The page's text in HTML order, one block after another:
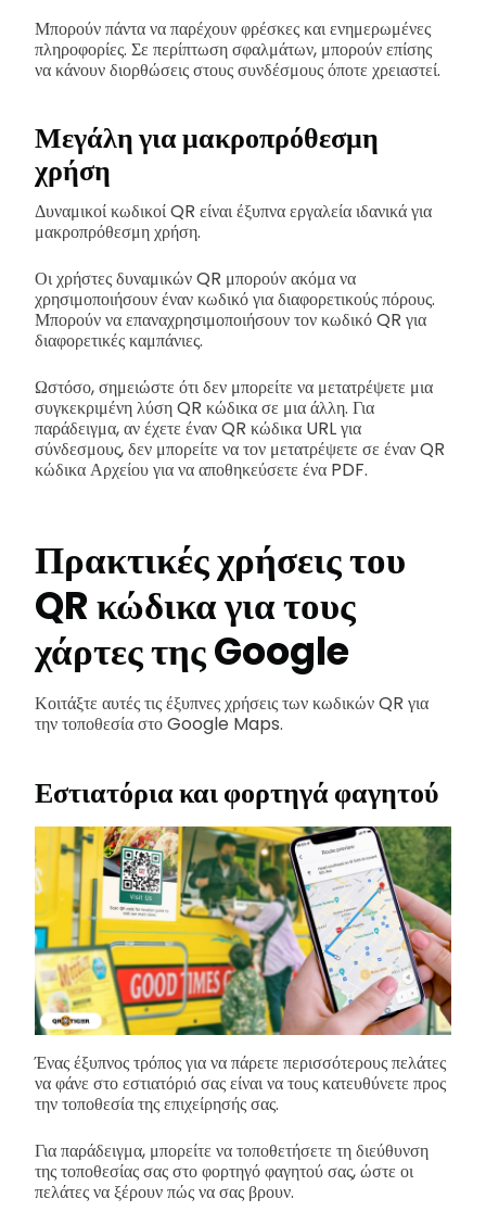
Μπορούν πάντα να παρέχουν φρέσκες και ενημερωμένες
πληροφορίες. Σε περίπτωση σφαλμάτων, μπορούν επίσης
να κάνουν διορθώσεις στους συνδέσμους όποτε χρειαστεί.
Μεγάλη για μακροπρόθεσμη
χρήση
Δυναμικοί κωδικοί QR είναι έξυπνα εργαλεία ιδανικά για
μακροπρόθεσμη χρήση.
Οι χρήστες δυναμικών QR μπορούν ακόμα να
χρησιμοποιήσουν έναν κωδικό για διαφορετικούς πόρους.
Μπορούν να επαναχρησιμοποιήσουν τον κωδικό QR για
διαφορετικές καμπάνιες.
Ωστόσο, σημειώστε ότι δεν μπορείτε να μετατρέψετε μια
συγκεκριμένη λύση QR κώδικα σε μια άλλη. Για
παράδειγμα, αν έχετε έναν QR κώδικα URL για
σύνδεσμους, δεν μπορείτε να τον μετατρέψετε σε έναν QR
κώδικα Αρχείου για να αποθηκεύσετε ένα PDF.
Πρακτικές χρήσεις του
QR κώδικα για τους
χάρτες της Google
Κοιτάξτε αυτές τις έξυπνες χρήσεις των κωδικών QR για
την τοποθεσία στο Google Maps.
Εστιατόρια και φορτηγά φαγητού
Ένας έξυπνος τρόπος για να πάρετε περισσότερους πελάτες
να φάνε στο εστιατόριό σας είναι να τους κατευθύνετε προς
την τοποθεσία της επιχείρησής σας.
Για παράδειγμα, μπορείτε να τοποθετήσετε τη διεύθυνση
της τοποθεσίας σας στο φορτηγό φαγητού σας, ώστε οι
πελάτες να ξέρουν πώς να σας βρουν.